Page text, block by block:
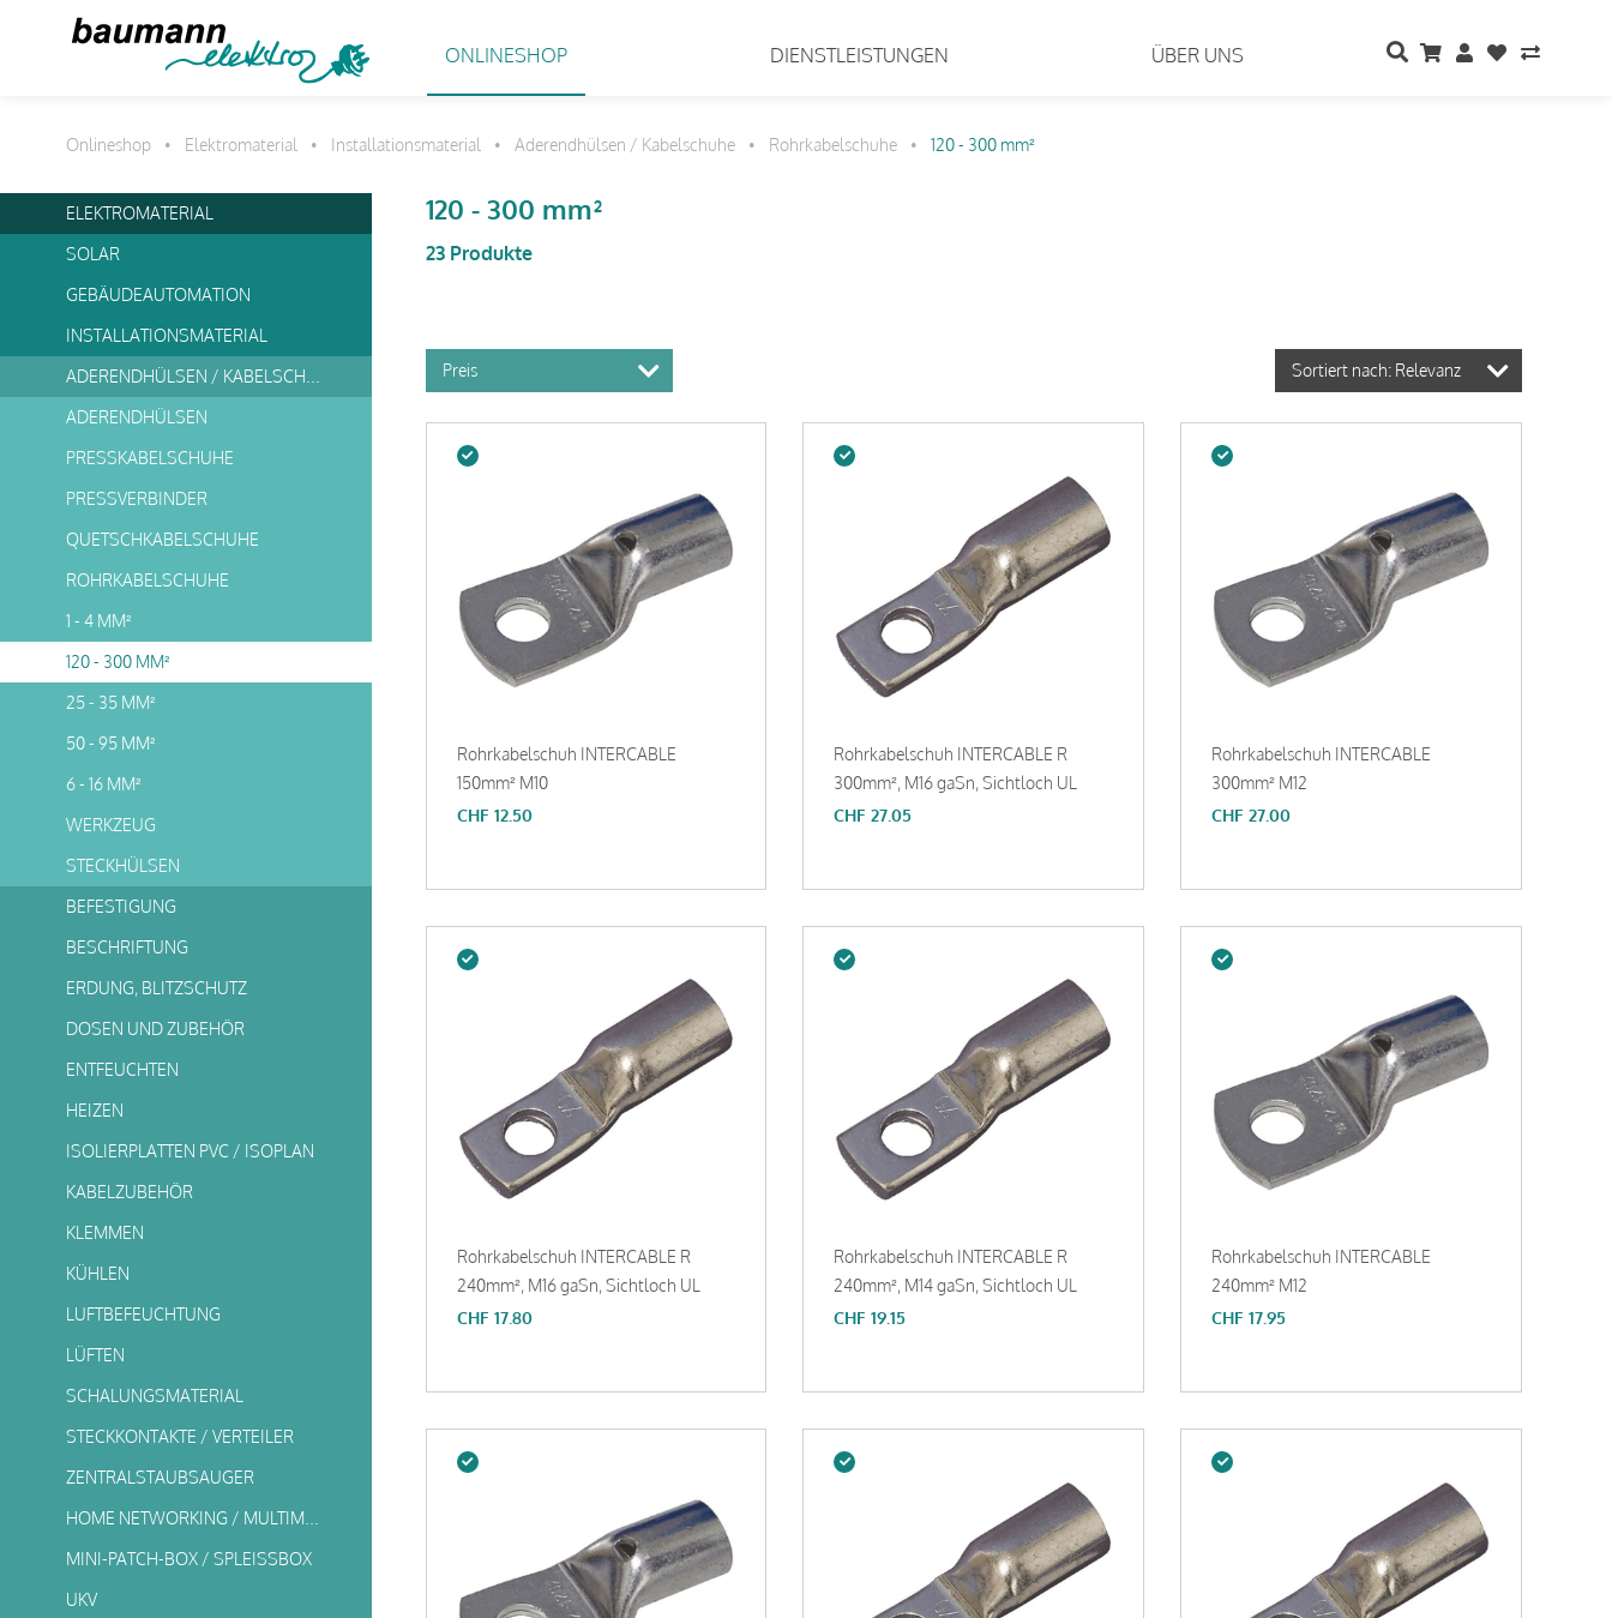
ONLINESHOP DIENSTLEISTUNGEN ÜBER UNS
Onlineshop • Elektromaterial • Installationsmaterial • Aderendhülsen / Kabelschuhe • Rohrkabelschuhe • 120 - 300 mm²
ELEKTROMATERIAL
SOLAR
GEBÄUDEAUTOMATION
INSTALLATIONSMATERIAL
ADERENDHÜLSEN
PRESSKABELSCHUHE
PRESSVERBINDER
QUETSCHKABELSCHUHE
ROHRKABELSCHUHE
1 - 4 MM²
120 - 300 MM²
25 - 35 MM²
50 - 95 MM²
6 - 16 MM²
WERKZEUG
STECKHÜLSEN
BEFESTIGUNG
BESCHRIFTUNG
ERDUNG, BLITZSCHUTZ
DOSEN UND ZUBEHÖR
ENTFEUCHTEN
HEIZEN
ISOLIERPLATTEN PVC / ISOPLAN
KABELZUBEHÖR
KLEMMEN
KÜHLEN
LUFTBEFEUCHTUNG
LÜFTEN
SCHALUNGSMATERIAL
STECKKONTAKTE / VERTEILER
ZENTRALSTAUBSAUGER
MINI-PATCH-BOX / SPLEISSBOX
UKV
120 - 300 mm²
23 Produkte
Preis Sortiert nach: Relevanz
Rohrkabelschuh INTERCABLE
150mm² M10
CHF 12.50
Rohrkabelschuh INTERCABLE R
300mm², M16 gaSn, Sichtloch UL
CHF27.05
Rohrkabelschuh INTERCABLE
300mm² M12
CHF27.00
Rohrkabelschuh INTERCABLE R
240mm², M16 gaSn, Sichtloch UL
CHF 17.80
Rohrkabelschuh INTERCABLE R
240mm², M14 gaSn, Sichtloch UL
CHF19.15
Rohrkabelschuh INTERCABLE
240mm² M12
CHF17.95